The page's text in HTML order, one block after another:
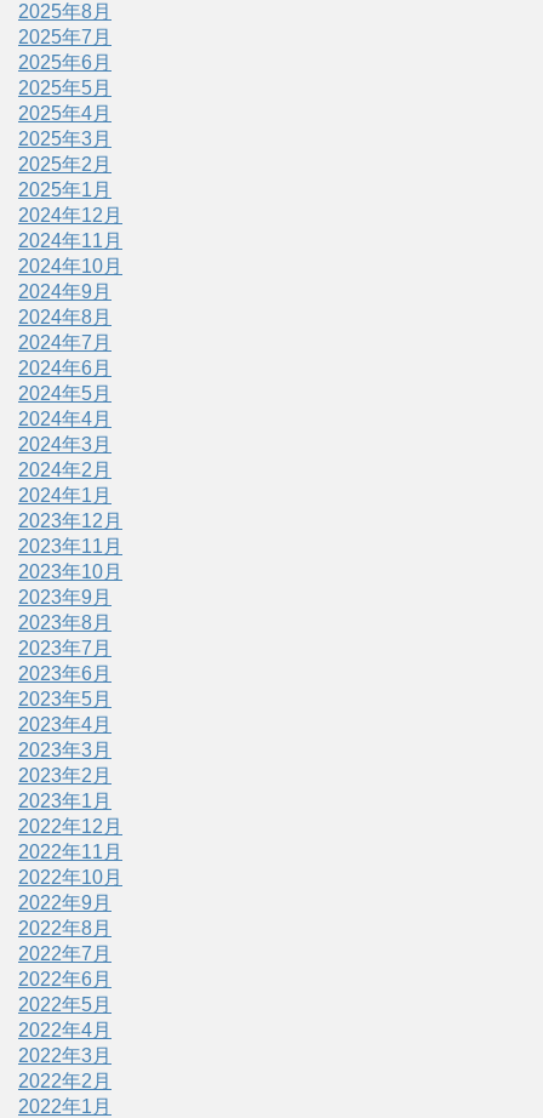
2025年8月
2025年7月
2025年6月
2025年5月
2025年4月
2025年3月
2025年2月
2025年1月
2024年12月
2024年11月
2024年10月
2024年9月
2024年8月
2024年7月
2024年6月
2024年5月
2024年4月
2024年3月
2024年2月
2024年1月
2023年12月
2023年11月
2023年10月
2023年9月
2023年8月
2023年7月
2023年6月
2023年5月
2023年4月
2023年3月
2023年2月
2023年1月
2022年12月
2022年11月
2022年10月
2022年9月
2022年8月
2022年7月
2022年6月
2022年5月
2022年4月
2022年3月
2022年2月
2022年1月